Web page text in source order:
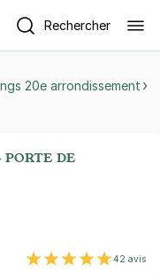
Rechercher
20e arrondissement
PORTE DE
42 avis